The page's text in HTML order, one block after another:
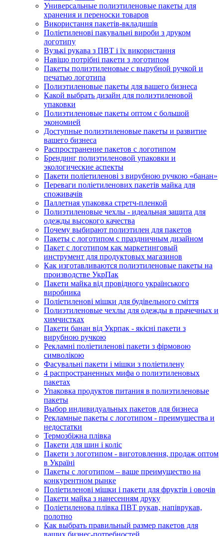
Универсальные полиэтиленовые пакеты для
хранения и переноски товаров
Використання пакетів-вкладишів
Поліетиленові пакувальні вироби з друком
логотипу
Вузькі рукава з ПВТ і їх використання
Навіщо потрібні пакети з логотипом
Пакеты полиэтиленовые с вырубной ручкой и
печатью логотипа
Полиэтиленовые пакеты для вашего бизнеса
Какой выбрать дизайн для полиэтиленовой
упаковки
Полиэтиленовые пакеты оптом с большой
экономией
Доступные полиэтиленовые пакеты и развитие
вашего бизнеса
Распространение пакетов с логотипом
Брендинг полиэтиленовой упаковки и
экологические аспекты
Пакети поліетиленові з вирубною ручкою «банан»
Переваги поліетиленових пакетів майка для
споживачів
Паллетная упаковка стретч-пленкой
Полиэтиленовые чехлы - идеальная защита для
одежды высокого качества
Почему выбирают полиэтилен для пакетов
Пакеты с логотипом с праздничным дизайном
Пакет с логотипом как маркетинговый
инструмент для продуктовых магазинов
Как изготавливаются полиэтиленовые пакеты на
производстве УкрПак
Пакети майка від провідного українського
виробника
Поліетиленові мішки для будівельного сміття
Полиэтиленовые чехлы для одежды в прачечных и
химчистках
Пакети банан від Укрпак - якісні пакети з
вирубною ручкою
Рекламні поліетиленові пакети з фірмовою
символікою
Фасувальні пакети і мішки з поліетилену
4 распространенных мифа о полиэтиленовых
пакетах
Упаковка продуктов питания в полиэтиленовые
пакеты
Выбор индивидуальных пакетов для бизнеса
Рекламные пакеты с логотипом - преимущества и
недостатки
Термозбіжна плівка
Пакети для шин і коліс
Пакети з логотипом - виготовлення, продаж оптом
в Україні
Пакеты с логотипом – ваше преимущество на
конкурентном рынке
Поліетиленові мішки і пакети для фруктів і овочів
Пакети майка з нанесенням друку
Поліетиленова плівка ПВТ рукав, напіврукав,
полотно
Как выбрать правильный размер пакетов для
ваших бизнес-потребностей